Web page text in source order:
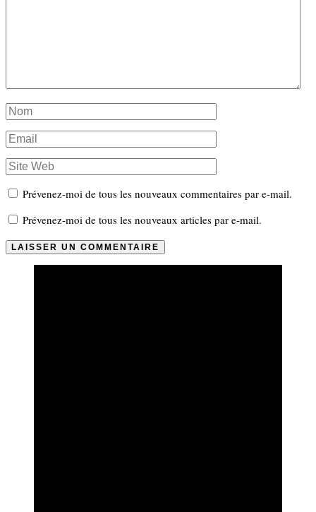
Prévenez-moi de tous les nouveaux commentaires par e-mail.
Prévenez-moi de tous les nouveaux articles par e-mail.